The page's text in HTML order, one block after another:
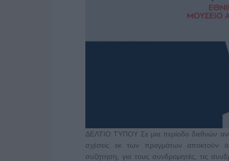
ΔΕΛΤΙΟ ΤΥΠΟΥ Σε μια περίοδο διεθνών
σχέσεις εκ των πραγμάτων αποκτούν
συζήτηση, για τους συνδρομητές, τις